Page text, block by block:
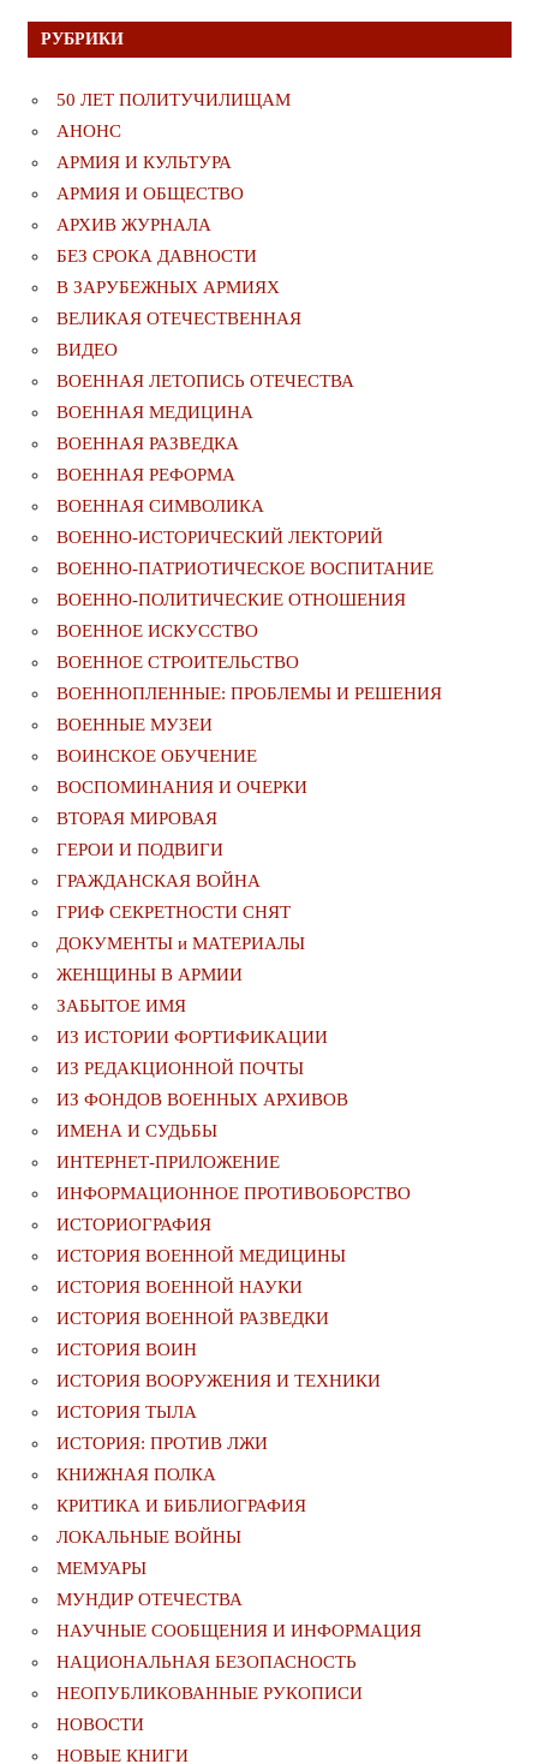
РУБРИКИ
50 ЛЕТ ПОЛИТУЧИЛИЩАМ
АНОНС
АРМИЯ И КУЛЬТУРА
АРМИЯ И ОБЩЕСТВО
АРХИВ ЖУРНАЛА
БЕЗ СРОКА ДАВНОСТИ
В ЗАРУБЕЖНЫХ АРМИЯХ
ВЕЛИКАЯ ОТЕЧЕСТВЕННАЯ
ВИДЕО
ВОЕННАЯ ЛЕТОПИСЬ ОТЕЧЕСТВА
ВОЕННАЯ МЕДИЦИНА
ВОЕННАЯ РАЗВЕДКА
ВОЕННАЯ РЕФОРМА
ВОЕННАЯ СИМВОЛИКА
ВОЕННО-ИСТОРИЧЕСКИЙ ЛЕКТОРИЙ
ВОЕННО-ПАТРИОТИЧЕСКОЕ ВОСПИТАНИЕ
ВОЕННО-ПОЛИТИЧЕСКИE ОТНОШЕНИЯ
ВОЕННОЕ ИСКУССТВО
ВОЕННОЕ СТРОИТЕЛЬСТВО
ВОЕННОПЛЕННЫЕ: ПРОБЛЕМЫ И РЕШЕНИЯ
ВОЕННЫЕ МУЗЕИ
ВОИНСКОЕ ОБУЧЕНИЕ
ВОСПОМИНАНИЯ И ОЧЕРКИ
ВТОРАЯ МИРОВАЯ
ГЕРОИ И ПОДВИГИ
ГРАЖДАНСКАЯ ВОЙНА
ГРИФ СЕКРЕТНОСТИ СНЯТ
ДОКУМЕНТЫ и МАТЕРИАЛЫ
ЖЕНЩИНЫ В АРМИИ
ЗАБЫТОЕ ИМЯ
ИЗ ИСТОРИИ ФОРТИФИКАЦИИ
ИЗ РЕДАКЦИОННОЙ ПОЧТЫ
ИЗ ФОНДОВ ВОЕННЫХ АРХИВОВ
ИМЕНА И СУДЬБЫ
ИНТЕРНЕТ-ПРИЛОЖЕНИЕ
ИНФОРМАЦИОННОЕ ПРОТИВОБОРСТВО
ИСТОРИОГРАФИЯ
ИСТОРИЯ ВОЕННОЙ МЕДИЦИНЫ
ИСТОРИЯ ВОЕННОЙ НАУКИ
ИСТОРИЯ ВОЕННОЙ РАЗВЕДКИ
ИСТОРИЯ ВОИН
ИСТОРИЯ ВООРУЖЕНИЯ И ТЕХНИКИ
ИСТОРИЯ ТЫЛА
ИСТОРИЯ: ПРОТИВ ЛЖИ
КНИЖНАЯ ПОЛКА
КРИТИКА И БИБЛИОГРАФИЯ
ЛОКАЛЬНЫЕ ВОЙНЫ
МЕМУАРЫ
МУНДИР ОТЕЧЕСТВА
НАУЧНЫЕ СООБЩЕНИЯ И ИНФОРМАЦИЯ
НАЦИОНАЛЬНАЯ БЕЗОПАСНОСТЬ
НЕОПУБЛИКОВАННЫЕ РУКОПИСИ
НОВОСТИ
НОВЫЕ КНИГИ